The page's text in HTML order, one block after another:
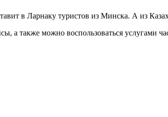
в Ларнаку туристов из Минска. А из
а также можно воспользоваться услугами